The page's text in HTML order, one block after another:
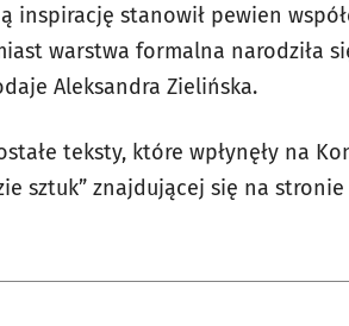
inspirację stanowił pewien
warstwa formalna narodziła
Aleksandra Zielińska.
teksty, które wpłynęły na
sztuk” znajdującej się na